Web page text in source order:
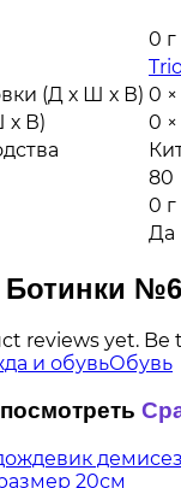
0 г
(Д х Ш х В) 0
х В)
0
80
0 г
Да
Ботинки
reviews yet. Be
и обувьОбувь